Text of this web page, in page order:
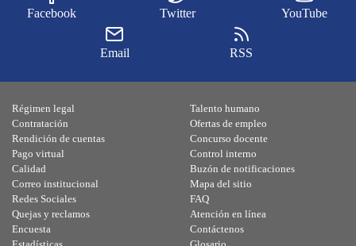
Facebook Twitter YouTube
Email RSS
Régimen legal
Contratación
Rendición de cuentas
Pago virtual
Calidad
Talento humano
Ofertas de empleo
Concurso docente
Control interno
Buzón de notificaciones
Correo institucional
Redes Sociales
Quejas y reclamos
Encuesta
Mapa del sitio
FAQ
Atención en línea
Contáctenos